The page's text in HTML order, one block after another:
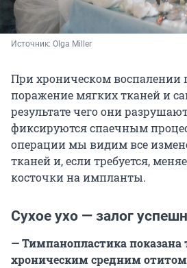
Источник: Olga Miller
При хроническом воспалении
поражение мягких тканей и
результате чего они
фиксируются спаечным
операции мы видим все
тканей и, если требуется,
косточки на импланты.
Сухое ухо — залог
— Тимпанопластика
хроническим средним